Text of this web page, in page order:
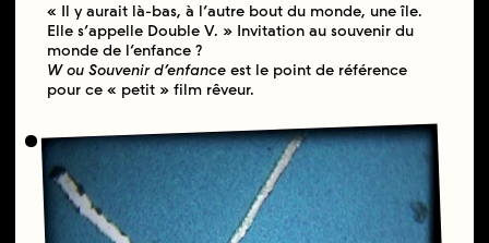
« Il y aurait là-bas, à l’autre bout du monde, une île.
Elle s’appelle Double V. » Invitation au souvenir du
monde de l’enfance ?
W ou Souvenir d’enfance est le point de référence
pour ce « petit » film rêveur.